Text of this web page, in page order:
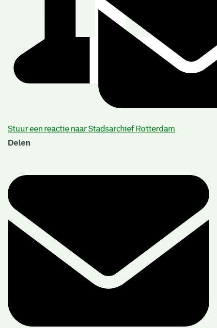
Stuur een reactie naar Stadsarchief Rotterdam
Delen